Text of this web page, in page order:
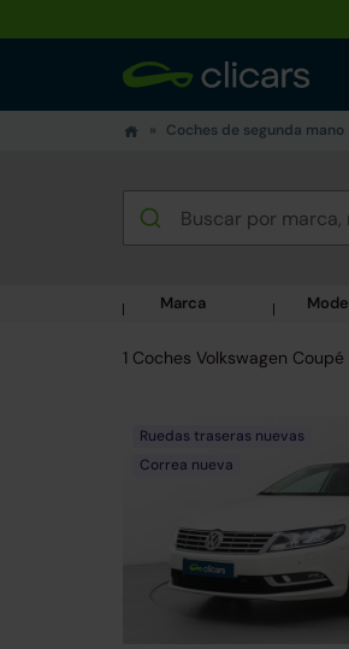
Coches de segunda mano
Marca
1 Coches Volkswagen
Ruedas traseras nuevas
Correa nueva